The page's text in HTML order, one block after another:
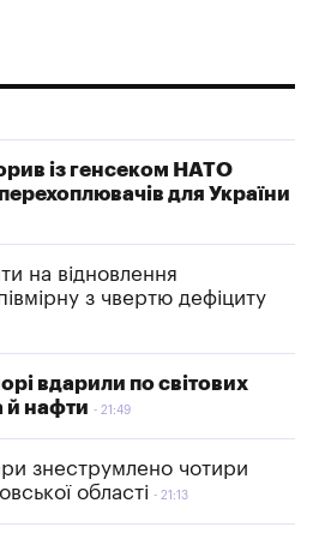
із генсеком НАТО
для України
на відновлення
з чвертю дефіциту
вдарили по світових
й нафти
21:49
знеструмлено чотири
області
21:13